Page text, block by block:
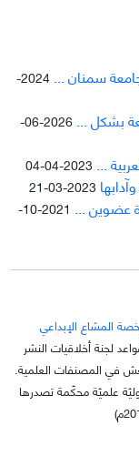
سمنان ...
2024-
بشکل ...
2026-06-
...
2023-04-04
2023-03-21
عضوين ...
2021-10-
المشاع الإبداعي
لجنة أخلاقيات النشر
علميّة محکّمة تصدرها